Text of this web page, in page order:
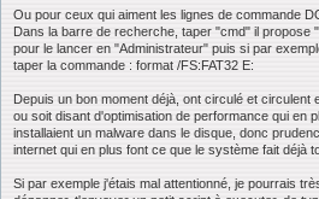
Ou pour ceux qui aiment les lignes de commande
Dans la barre de recherche, taper "cmd" il propose
pour le lancer en "Administrateur" puis si par
taper la commande : format /FS:FAT32 E:
Depuis un bon moment déjà, ont circulé et circulent
ou soit disant d'optimisation de performance qui en
installaient un malware dans le disque, donc
internet qui en plus font ce que le système fait déjà
Si par exemple j'étais mal attentionné, je pourrais